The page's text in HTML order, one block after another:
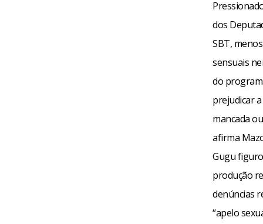
dos
SBT,
sensuais
do
prejudicar
mancada
afirma
Gugu
produção
denúncias
“apelo